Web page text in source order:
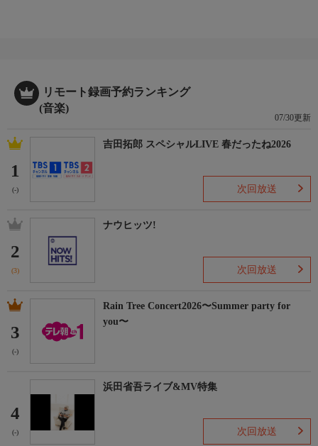
リモート録画予約ランキング
(音楽)
07/30更新
1
(-)
吉田拓郎 スペシャルLIVE 春だったね2026
次回放送
2
(3)
ナウヒッツ!
次回放送
3
(-)
Rain Tree Concert2026〜Summer party for
you〜
4
(-)
浜田省吾ライブ&MV特集
次回放送